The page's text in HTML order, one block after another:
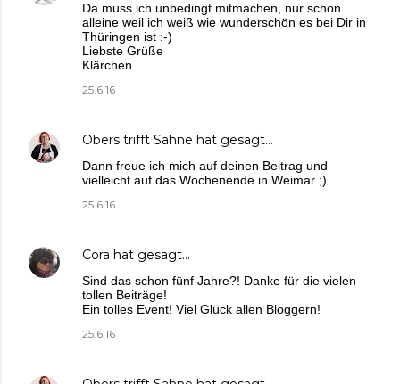
Da muss ich unbedingt mitmachen, nur schon
alleine weil ich weiß wie wunderschön es bei Dir in
Thüringen ist :-)
Liebste Grüße
Klärchen
25.6.16
Obers trifft Sahne hat gesagt…
Dann freue ich mich auf deinen Beitrag und
vielleicht auf das Wochenende in Weimar ;)
25.6.16
Cora hat gesagt…
Sind das schon fünf Jahre?! Danke für die vielen
tollen Beiträge!
Ein tolles Event! Viel Glück allen Bloggern!
25.6.16